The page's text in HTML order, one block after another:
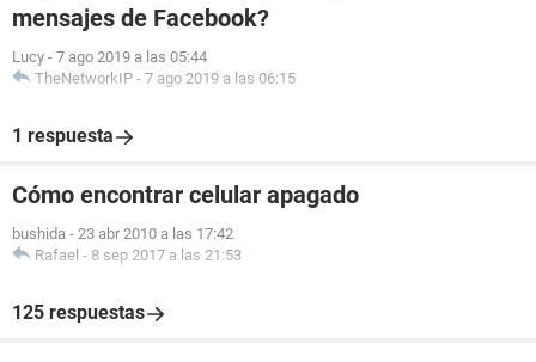
mensajes de Facebook?
Lucy - 7 ago 2019 a las 05:44
TheNetworkIP - 7 ago 2019 a las 06:15
1 respuesta
Cómo encontrar celular apagado
bushida - 23 abr 2010 a las 17:42
Rafael - 8 sep 2017 a las 21:53
125 respuestas